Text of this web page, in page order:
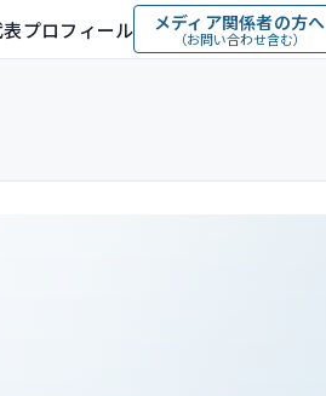
プロフィール メディア関係者の方へ
（お問い合わせ含む）